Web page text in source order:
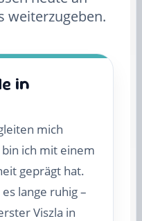
weiterzugeben.
in
mich
ich mit einem
geprägt hat.
lange ruhig –
Viszla in